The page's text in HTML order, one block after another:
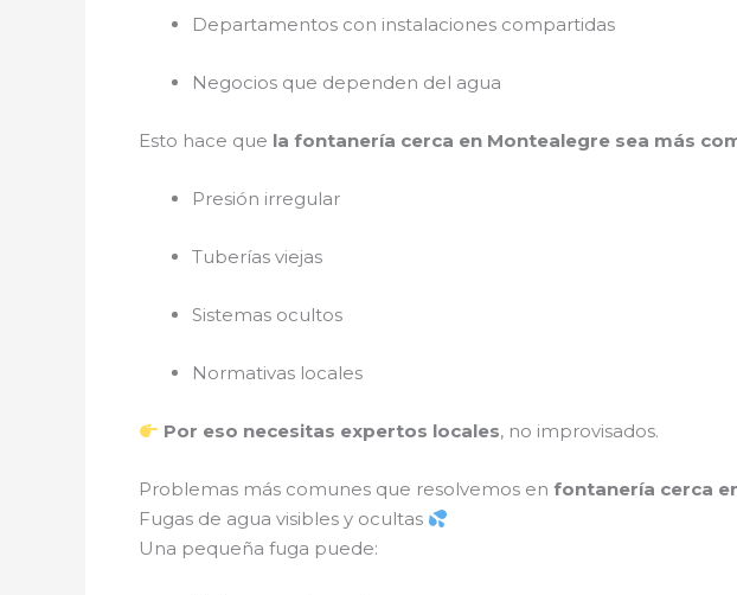
Departamentos con instalaciones compartidas
Negocios que dependen del agua
Esto hace que la fontanería cerca en Montealegre sea más
Presión irregular
Tuberías viejas
Sistemas ocultos
Normativas locales
Por eso necesitas expertos locales, no improvisados.
Problemas más comunes que resolvemos en fontanería cerca
Fugas de agua visibles y ocultas
Una pequeña fuga puede: